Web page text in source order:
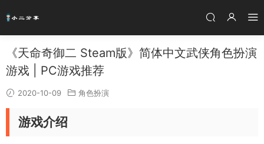
《天命奇御二 Steam版》简体中文武侠角色扮演
游戏 | PC游戏推荐
2020-10-09 角色扮演
游戏介绍